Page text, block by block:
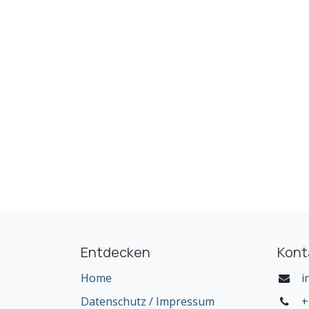
Entdecken
Home
Datenschutz / Impressum